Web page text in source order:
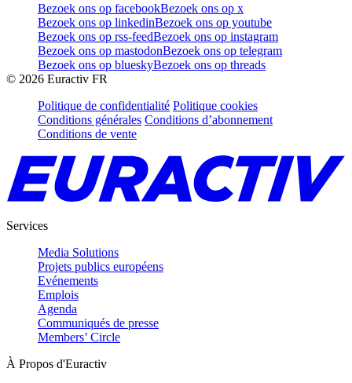
Bezoek ons op facebookBezoek ons op x
Bezoek ons op linkedinBezoek ons op youtube
Bezoek ons op rss-feedBezoek ons op instagram
Bezoek ons op mastodonBezoek ons op telegram
Bezoek ons op blueskyBezoek ons op threads
© 2026 Euractiv FR
Politique de confidentialité Politique cookies
Conditions générales Conditions d’abonnement
Conditions de vente
Services
Media Solutions
Projets publics européens
Evénements
Emplois
Agenda
Communiqués de presse
Members’ Circle
À Propos d'Euractiv